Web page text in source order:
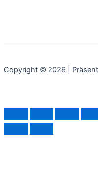
Copyright © 2026 |